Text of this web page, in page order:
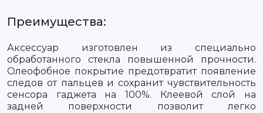
Преимущества:
Аксессуар изготовлен из специально
обработанного стекла повышенной прочности.
Олеофобное покрытие предотвратит появление
следов от пальцев и сохранит чувствительность
сенсора гаджета на 100%. Клеевой слой на
задней поверхности позволит легко